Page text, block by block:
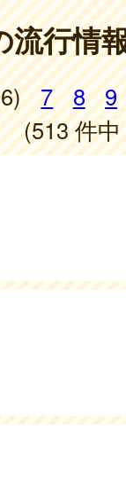
流行情
7 8
9
(513 件